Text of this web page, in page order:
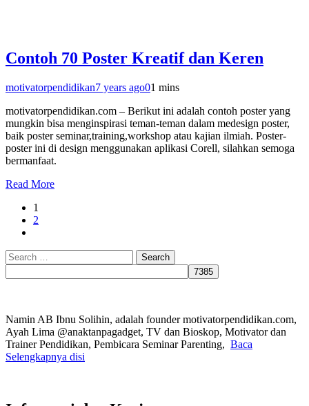
Contoh 70 Poster Kreatif dan Keren
motivatorpendidikan7 years ago01 mins
motivatorpendidikan.com – Berikut ini adalah contoh poster yang
mungkin bisa menginspirasi teman-teman dalam medesign poster,
baik poster seminar,training,workshop atau kajian ilmiah. Poster-
poster ini di design menggunakan aplikasi Corell, silahkan semoga
bermanfaat.
Read More
1
2
Search
for:
Namin AB Ibnu Solihin, adalah founder motivatorpendidikan.com,
Ayah Lima @anaktanpagadget, TV dan Bioskop, Motivator dan
Trainer Pendidikan, Pembicara Seminar Parenting, Baca
Selengkapnya disi